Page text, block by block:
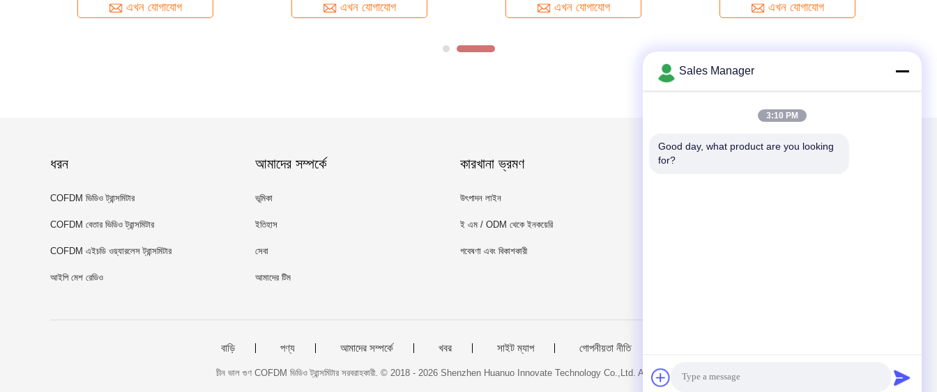
এখন যোগাযোগ এখন যোগাযোগ এখন যোগাযোগ এখন যোগাযোগ
ধরন
COFDM ভিডিও ট্রান্সমিটার
COFDM বেতার ভিডিও ট্রান্সমিটার
COFDM এইচডি ওয়্যারলেস ট্রান্সমিটার
আইপি মেশ রেডিও
আমাদের সম্পর্কে
ভূমিকা
ইতিহাস
সেবা
আমাদের টিম
কারখানা ভ্রমণ
উৎপাদন লাইন
ই এম / ODM থেকে ইনকয়েরি
গবেষণা এবং বিকাশকারী
আমাদের মেইল ​​করুন
বাড়ি পণ্য আমাদের সম্পর্কে খবর সাইট ম্যাপ গোপনীয়তা নীতি
চীন ভাল গুণ COFDM ভিডিও ট্রান্সমিটার সরবরাহকারী. © 2018 - 2026 Shenzhen Huanuo Innovate Technology Co.,Ltd. All Rights Reserved.
Sales Manager
3:10 PM
Good day, what product are you looking
for?